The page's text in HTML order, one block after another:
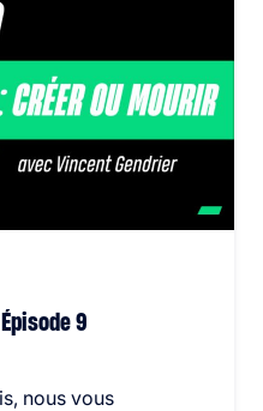
9
nous vous